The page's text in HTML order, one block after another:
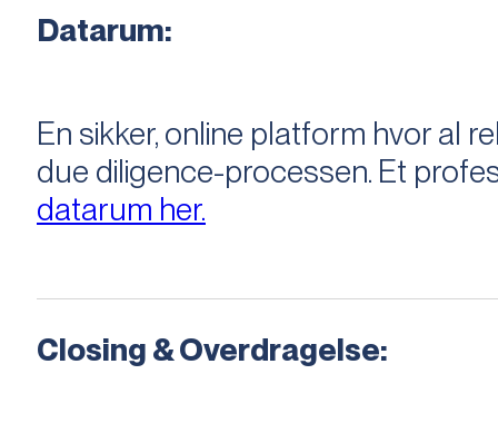
Datarum:
En sikker, online platform hvor al
due diligence-processen. Et
datarum her.
Closing & Overdragelse: